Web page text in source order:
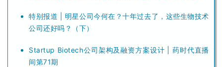
特别报道 | 明星公司今何在？十年过去了，这些生物技术
公司还好吗？（下）
Startup Biotech公司架构及融资方案设计 | 药时代直播
间第71期